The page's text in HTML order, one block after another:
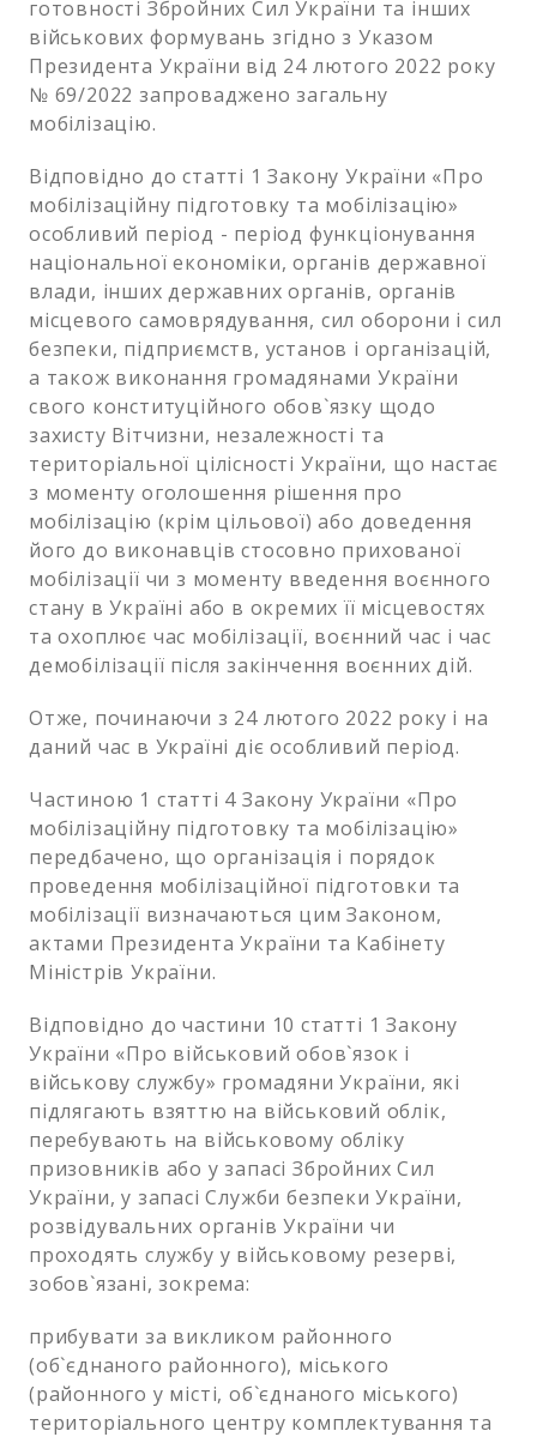
готовності Збройних Сил України та інших
військових формувань згідно з Указом
Президента України від 24 лютого 2022 року
№ 69/2022 запроваджено загальну
мобілізацію.
Відповідно до статті 1 Закону України «Про
мобілізаційну підготовку та мобілізацію»
особливий період - період функціонування
національної економіки, органів державної
влади, інших державних органів, органів
місцевого самоврядування, сил оборони і сил
безпеки, підприємств, установ і організацій,
а також виконання громадянами України
свого конституційного обов`язку щодо
захисту Вітчизни, незалежності та
територіальної цілісності України, що настає
з моменту оголошення рішення про
мобілізацію (крім цільової) або доведення
його до виконавців стосовно прихованої
мобілізації чи з моменту введення воєнного
стану в Україні або в окремих її місцевостях
та охоплює час мобілізації, воєнний час і час
демобілізації після закінчення воєнних дій.
Отже, починаючи з 24 лютого 2022 року і на
даний час в Україні діє особливий період.
Частиною 1 статті 4 Закону України «Про
мобілізаційну підготовку та мобілізацію»
передбачено, що організація і порядок
проведення мобілізаційної підготовки та
мобілізації визначаються цим Законом,
актами Президента України та Кабінету
Міністрів України.
Відповідно до частини 10 статті 1 Закону
України «Про військовий обов`язок і
військову службу» громадяни України, які
підлягають взяттю на військовий облік,
перебувають на військовому обліку
призовників або у запасі Збройних Сил
України, у запасі Служби безпеки України,
розвідувальних органів України чи
проходять службу у військовому резерві,
зобов`язані, зокрема:
прибувати за викликом районного
(об`єднаного районного), міського
(районного у місті, об`єднаного міського)
територіального центру комплектування та